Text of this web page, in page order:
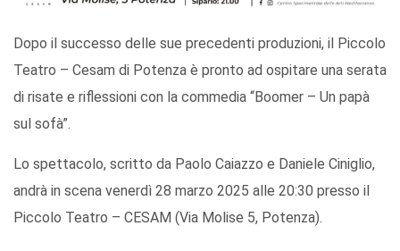
Dopo il successo delle sue precedenti produzioni, il Piccolo
Teatro – Cesam di Potenza è pronto ad ospitare una serata
di risate e riflessioni con la commedia “Boomer – Un papà
sul sofà”.
Lo spettacolo, scritto da Paolo Caiazzo e Daniele Ciniglio,
andrà in scena venerdì 28 marzo 2025 alle 20:30 presso il
Piccolo Teatro – CESAM (Via Molise 5, Potenza).